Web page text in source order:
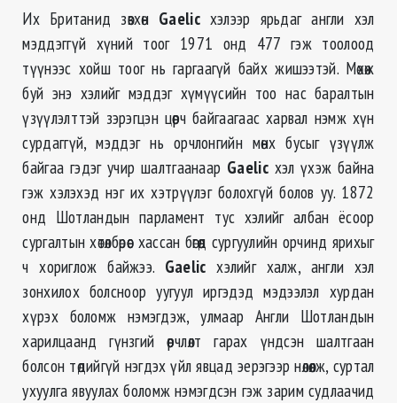
Их Британид зөвхөн Gaelicхэлээр ярьдаг англи хэл
мэддэггүй хүний тоог 1971 онд 477 гэж тоолоод
түүнээс хойш тоог нь гаргаагүй байх жишээтэй. Мөхөж
буй энэ хэлийг мэддэг хүмүүсийн тоо нас баралтын
үзүүлэлттэй зэрэгцэн цөөрч байгаагаас харвал нэмж хүн
сурдаггүй, мэддэг нь орчлонгийн мөнх бусыг үзүүлж
байгаа гэдэг учир шалтгаанаар Gaelicхэл үхэж байна
гэж хэлэхэд нэг их хэтрүүлэг болохгүй болов уу. 1872
онд Шотландын парламент тус хэлийг албан ёсоор
сургалтын хөтөлбөрөөс хассан бөгөөд сургуулийн орчинд ярихыг
ч хориглож байжээ. Gaelicхэлийг халж, англи хэл
зонхилох болсноор уугуул иргэдэд мэдээлэл хурдан
хүрэх боломж нэмэгдэж, улмаар Англи Шотландын
харилцаанд гүнзгий өөрчлөлт гарах үндсэн шалтгаан
болсон төдийгүй нэгдэх үйл явцад эерэгээр нөлөөлж, суртал
ухуулга явуулах боломж нэмэгдсэн гэж зарим судлаачид